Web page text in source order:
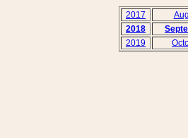
2017
2018
2019